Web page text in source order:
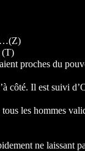
(T)
proches du
côté. Il est suivi
les hommes
ne laissant